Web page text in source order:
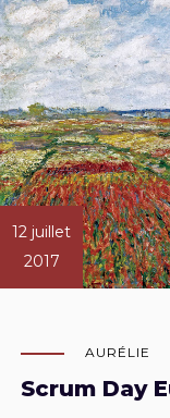
12 juillet
2017
AURÉLIE
Scrum Day